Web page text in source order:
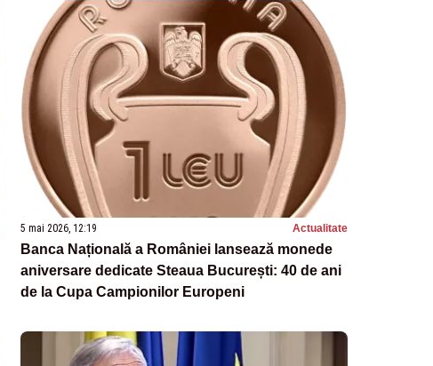
5 mai 2026, 12:19 Actualitate
Banca Națională a României lansează monede
aniversare dedicate Steaua București: 40 de ani
de la Cupa Campionilor Europeni